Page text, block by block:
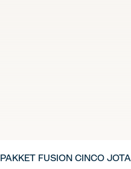
PAKKET FUSION CINCO